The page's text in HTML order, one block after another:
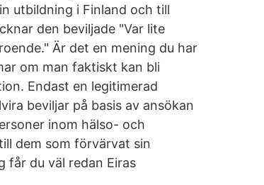
utbildning i Finland och till
den beviljade "Var lite
Är det en mening du har
om man faktiskt kan bli
Endast en legitimerad
beviljar på basis av ansökan
inom hälso- och
dem som förvärvat sin
får du väl redan Eiras